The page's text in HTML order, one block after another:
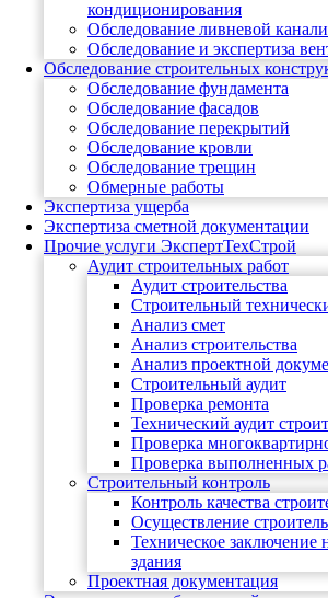
кондиционирования
Обследование ливневой
Обследование и экспертиза
Обследование строительных
Обследование фундамента
Обследование фасадов
Обследование перекрытий
Обследование кровли
Обследование трещин
Обмерные работы
Экспертиза ущерба
Экспертиза сметной документации
Прочие услуги ЭкспертТехСтрой
Аудит строительных работ
Аудит строительства
Строительный
Анализ смет
Анализ строительства
Анализ проектной
Строительный аудит
Проверка ремонта
Технический аудит
Проверка
Проверка выполненных
Строительный контроль
Контроль качества
Осуществление
Техническое заключение
здания
Проектная документация